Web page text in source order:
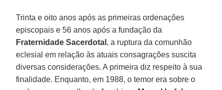
Trinta e oito anos após as primeiras ordenações
episcopais e 56 anos após a fundação da
Fraternidade Sacerdotal , a ruptura da comunhão
eclesial em relação às atuais consagrações suscita
diversas considerações. A primeira diz respeito à sua
finalidade. Enquanto, em 1988, o temor era sobre o